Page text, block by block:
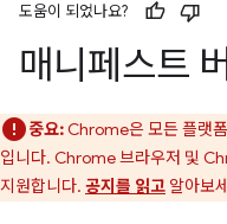
도움이 되었나요?
매니페스트
중요:Chrome은 모든 플랫
입니다. Chrome 브라우저 및
지원합니다. 공지를 읽고 알아보